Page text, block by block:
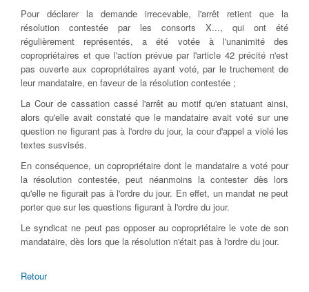
Pour déclarer la demande irrecevable, l'arrêt retient que la
résolution contestée par les consorts X..., qui ont été
régulièrement représentés, a été votée à l'unanimité des
copropriétaires et que l'action prévue par l'article 42 précité n'est
pas ouverte aux copropriétaires ayant voté, par le truchement de
leur mandataire, en faveur de la résolution contestée ;
La Cour de cassation cassé l'arrêt au motif qu'en statuant ainsi,
alors qu'elle avait constaté que le mandataire avait voté sur une
question ne figurant pas à l'ordre du jour, la cour d'appel a violé les
textes susvisés.
En conséquence, un copropriétaire dont le mandataire a voté pour
la résolution contestée, peut néanmoins la contester dès lors
qu'elle ne figurait pas à l'ordre du jour. En effet, un mandat ne peut
porter que sur les questions figurant à l'ordre du jour.
Le syndicat ne peut pas opposer au copropriétaire le vote de son
mandataire, dès lors que la résolution n'était pas à l'ordre du jour.
Retour